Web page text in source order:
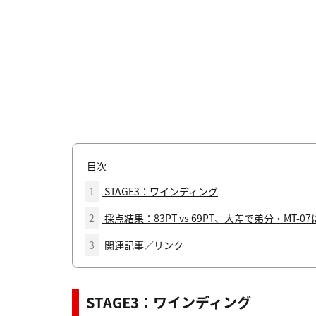
目次
1
STAGE3：ワインディング
2
採点結果：83PT vs 69PT、大差で弟分・MT-07
3
関連記事／リンク
STAGE3：ワインディング